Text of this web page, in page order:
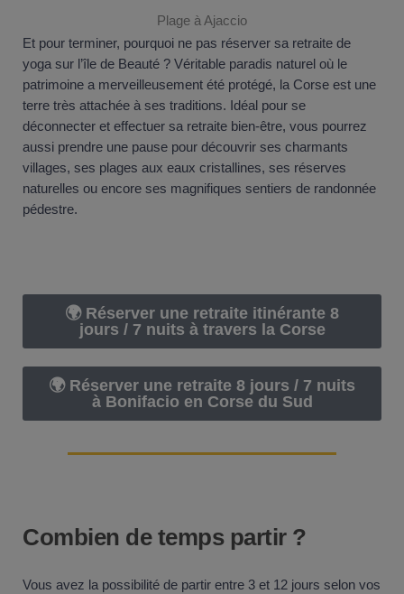
Plage à Ajaccio
Et pour terminer, pourquoi ne pas réserver sa retraite de
yoga sur l’île de Beauté ? Véritable paradis naturel où le
patrimoine a merveilleusement été protégé, la Corse est une
terre très attachée à ses traditions. Idéal pour se
déconnecter et effectuer sa retraite bien-être, vous pourrez
aussi prendre une pause pour découvrir ses charmants
villages, ses plages aux eaux cristallines, ses réserves
naturelles ou encore ses magnifiques sentiers de randonnée
pédestre.
🌍 Réserver une retraite itinérante 8
jours / 7 nuits à travers la Corse
🌍 Réserver une retraite 8 jours / 7 nuits
à Bonifacio en Corse du Sud
Combien de temps partir ?
Vous avez la possibilité de partir entre 3 et 12 jours selon vos